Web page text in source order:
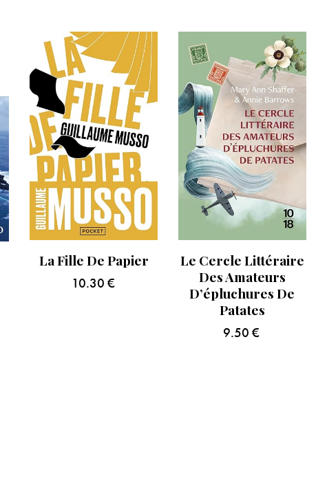
La Fille De Papier
10.30 €
Le Cercle Littéraire
Des Amateurs
D’épluchures De
Patates
9.50€